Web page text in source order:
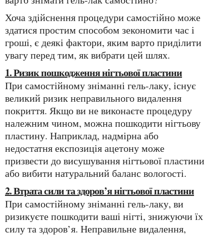
Хоча здійснення процедури самостійно може
здатися простим способом зекономити час і
гроші, є деякі фактори, яким варто приділити
увагу перед тим, як вибрати цей шлях.
1. Ризик пошкодження нігтьової пластини
При самостійному зніманні гель-лаку, існує
великий ризик неправильного видалення
покриття. Якщо ви не виконаєте процедуру
належним чином, можна пошкодити нігтьову
пластину. Наприклад, надмірна або
недостатня експозиція ацетону може
призвести до висушування нігтьової пластини
або вибити натуральний баланс вологості.
2. Втрата сили та здоров’я нігтьової пластини
При самостійному зніманні гель-лаку, ви
ризикуєте пошкодити ваші нігті, знижуючи їх
силу та здоров’я. Неправильне видалення,